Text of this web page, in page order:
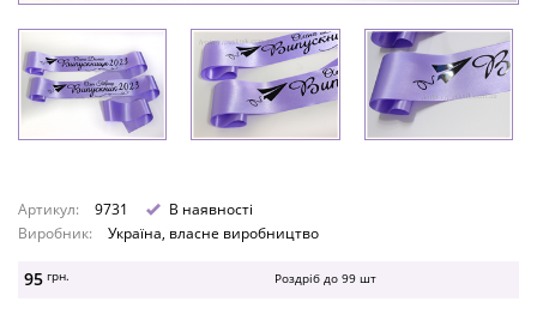
Артикул: 9731
В наявності
Виробник:
Україна, власне виробництво
95 грн. Роздріб до 99 шт